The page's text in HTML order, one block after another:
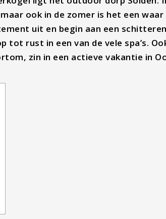
ook in de zomer is het een
uit en begin aan een
rust in een van de vele spa’s.
zin in een actieve vakantie in